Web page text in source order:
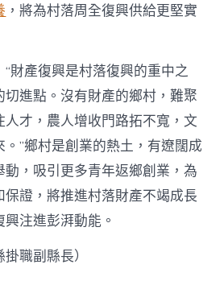
，將為村落周全復興供給更堅實
財產復興是村落復興的重中之
進點。沒有財產的鄉村，難聚
才，農人增收門路拓不寬，文
”鄉村是創業的熱土，有遼闊成
，吸引更多青年返鄉創業，為
證，將推進村落財產不竭成長
注進彭湃動能。
職副縣長）